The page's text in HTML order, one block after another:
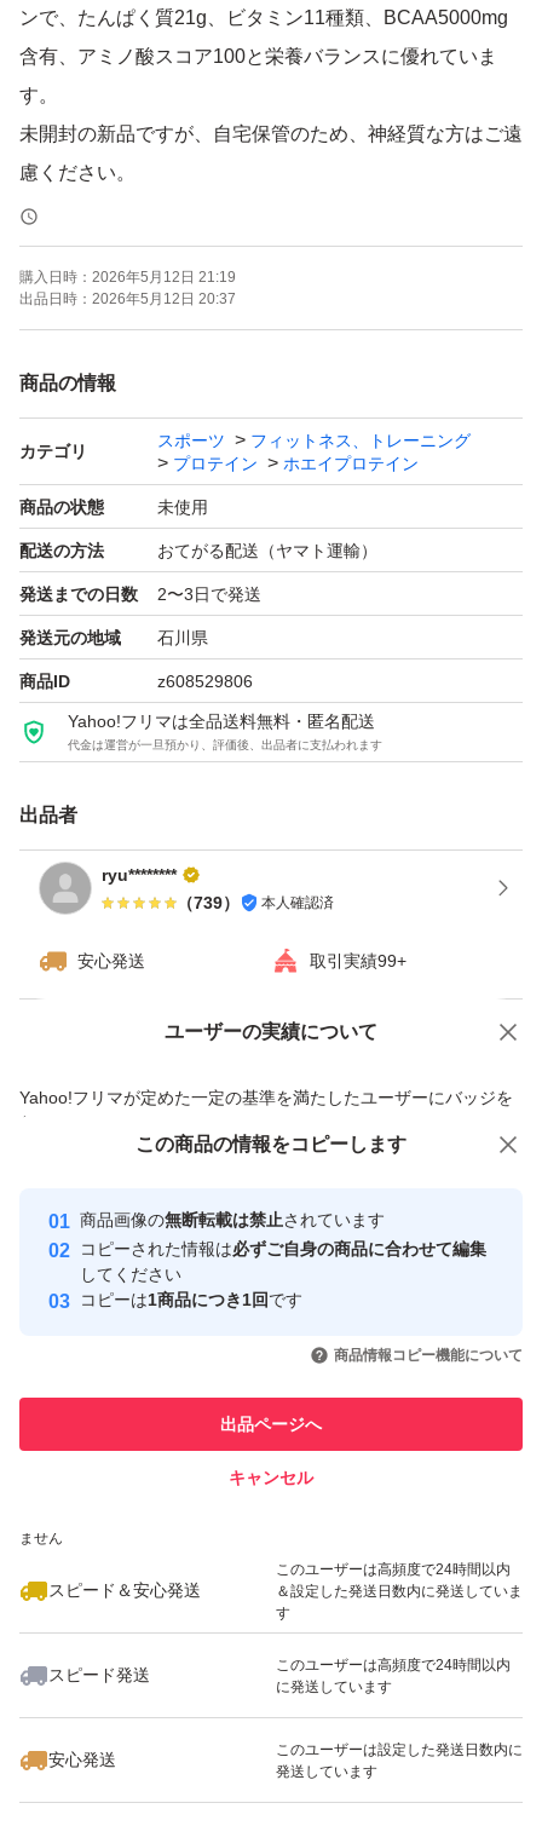
ンで、たんぱく質21g、ビタミン11種類、BCAA5000mg
含有、アミノ酸スコア100と栄養バランスに優れていま
す。
未開封の新品ですが、自宅保管のため、神経質な方はご遠
慮ください。
【ブランド】NUTO
【カテゴリ】ホエイプロテイン
【商品の状態】未使用
【味】ココア味
【その他】BCAA 5000mg含有、アミノ酸スコア100
【賞味期限】2028.01
よろしくお願いいたします。
購入日時： 2026年5月12日 21:19
出品日時： 2026年5月12日 20:37
商品の情報
カテゴリ
スポーツ
フィットネス、トレーニング
プロテイン
ホエイプロテイン
商品の状態 未使用
配送の方法 おてがる配送（ヤマト運輸）
発送までの日数 2〜3日で発送
発送元の地域 石川県
商品ID z608529806
Yahoo!フリマは全品送料無料・匿名配送
代金は運営が一旦預かり、評価後、出品者に支払われます
出品者
ryu********
（739） 本人確認済
安心発送 取引実績99+
ユーザーの実績について
Yahoo!フリマが定めた一定の基準を満たしたユーザーにバッジを
付与しています
安心取引出品者
心・安全なユーザーです
取引実績
引を完了させた実績があります
での取引実績があります
ません
スピード＆安心発送
このユーザーは高頻度で24時間以内
＆設定した発送日数内に発送していま
す
スピード発送
このユーザーは高頻度で24時間以内
に発送しています
安心発送
このユーザーは設定した発送日数内に
発送しています
価格の相談 商品への質問
この商品の情報をコピーします
商品画像の無断転載は禁止されています
コピーされた情報は必ずご自身の商品に合わせて編集
してください
コピーは1商品につき1回です
商品情報コピー機能について
出品ページへ
キャンセル
この商品をみている人にオススメ
いいね！
11,940